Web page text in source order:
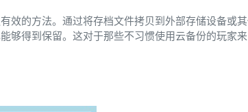
效的方法。通过将存档文件拷贝到外部存储设备或
够得到保留。这对于那些不习惯使用云备份的玩家来